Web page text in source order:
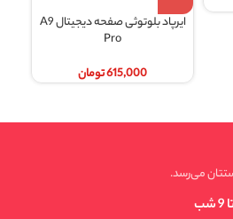
ایرپاد بلوتوثی صفحه دیجیتال A9
Pro
615,000تومان
می‌رسد.